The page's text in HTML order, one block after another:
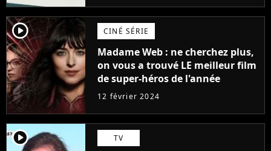
player2 CINÉ SÉRIE
Madame Web : ne cherchez plus,
on vous a trouvé LE meilleur film
de super-héros de l'année
12 février 2024
player2 TV